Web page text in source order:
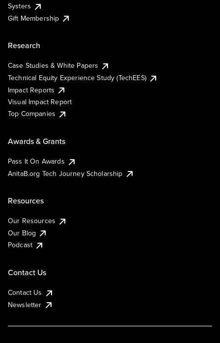
Systers
Gift Membership
Research
Case Studies & White Papers
Technical Equity Experience Study (TechEES)
Impact Reports
Visual Impact Report
Top Companies
Awards & Grants
Pass It On Awards
AnitaB.org Tech Journey Scholarship
Resources
Our Resources
Our Blog
Podcast
Contact Us
Contact Us
Newsletter